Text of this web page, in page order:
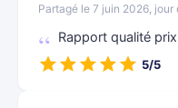
Partagé le 7 juin 2026, jour
Rapport qualité
5/5